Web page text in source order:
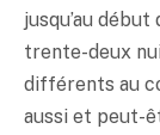
jusqu’au
trente-deux
différents au
aussi et peut-